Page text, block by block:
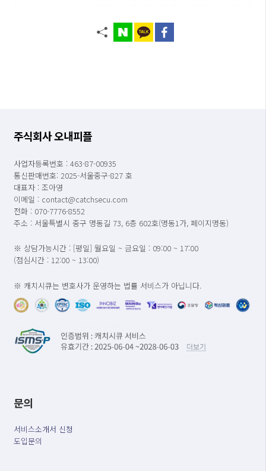
주식회사 오내피플
사업자등록번호 : 463-87-00935
통신판매번호: 2025-서울중구-827 호
대표자 : 조아영
이메일 : contact@catchsecu.com
전화 : 070-7776-8552
주소 : 서울특별시 중구 명동길 73, 6층 602호(명동1가, 페이지명동)
※ 상담가능시간 : [평일] 월요일 ~ 금요일 : 09:00 ~ 17:00
(점심시간 : 12:00 ~ 13:00)
※ 캐치시큐는 변호사가 운영하는 법률 서비스가 아닙니다.
문의
서비스소개서 신청
도입문의